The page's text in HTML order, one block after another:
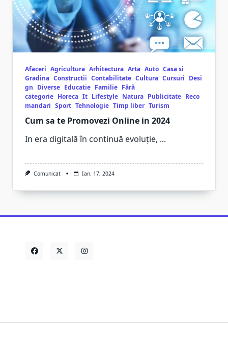
Afaceri Agricultura Arhitectura Arta Auto Casa si
Gradina Constructii Contabilitate Cultura Cursuri Desi
gn Diverse Educatie Familie Fără
categorie Horeca It Lifestyle Natura Publicitate Reco
mandari Sport Tehnologie Timp liber Turism
Cum sa te Promovezi Online in 2024
In era digitală în continuă evoluție, ...
Comunicat Ian. 17, 2024